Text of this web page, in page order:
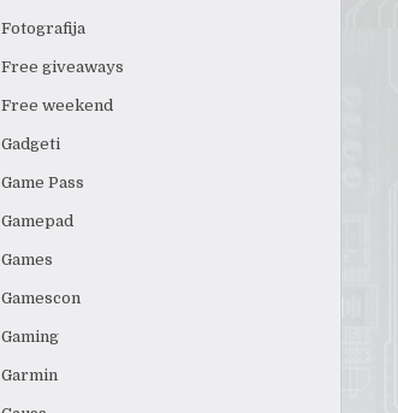
Fotografija
Free giveaways
Free weekend
Gadgeti
Game Pass
Gamepad
Games
Gamescon
Gaming
Garmin